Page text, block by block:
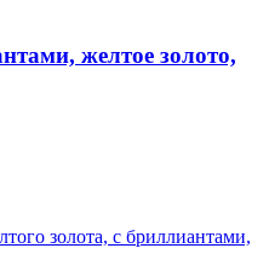
желтое золото,